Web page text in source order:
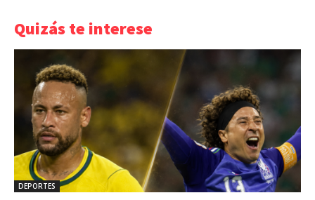
Quizás te interese
DEPORTES